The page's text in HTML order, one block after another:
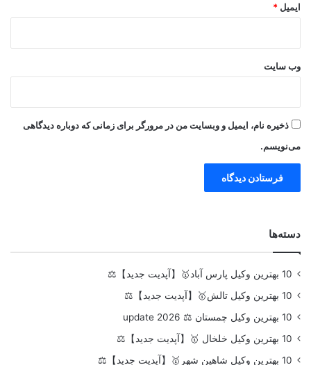
ایمیل *
وب‌ سایت
ذخیره نام، ایمیل و وبسایت من در مرورگر برای زمانی که دوباره دیدگاهی
می‌نویسم.
دسته‌ها
10 بهترین وکیل پارس آباد🥇【آپدیت جدید】⚖️
10 بهترین وکیل تالش🥇【آپدیت جدید】⚖️
10 بهترین وکیل چمستان ⚖️ update 2026
10 بهترین وکیل خلخال 🥇【آپدیت جدید】⚖️
10 بهترین وکیل شاهین شهر🥇【آپدیت جدید】⚖️